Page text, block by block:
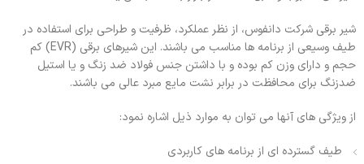
شیر برقی شرکت دانفوس، از نظر عملکرد، ظرفیت و طراحی برای استفاده در
طیف وسیعی از برنامه ها مناسب می باشند. این شیرهای برقی (EVR) کم
حجم و دارای وزن کم بوده و با داشتن جنس فولاد ضد زنگ و یا استیل
ضدزنگ برای محافظت در برابر نشت مایع مبرد عالی می باشند.
از ویژگی های آنها می توان به موارد ذیل اشاره نمود:
طیف گسترده ای از برنامه های کاربردی